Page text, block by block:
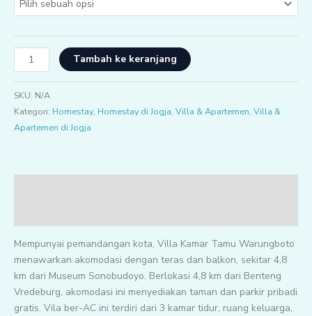
Tambah ke keranjang
SKU: N/A
Kategori: Homestay, Homestay di Jogja, Villa & Apartemen, Villa &
Apartemen di Jogja
Mempunyai pemandangan kota, Villa Kamar Tamu Warungboto
menawarkan akomodasi dengan teras dan balkon, sekitar 4,8
km dari Museum Sonobudoyo. Berlokasi 4,8 km dari Benteng
Vredeburg, akomodasi ini menyediakan taman dan parkir pribadi
gratis. Vila ber-AC ini terdiri dari 3 kamar tidur, ruang keluarga,